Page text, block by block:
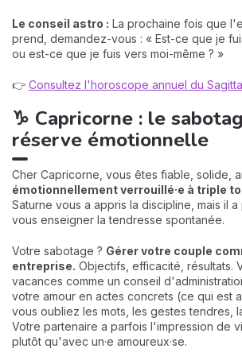
Le conseil astro : La prochaine fois que
prend, demandez-vous : « Est-ce que je
ou est-ce que je fuis vers moi-même ? »
👉 Consultez l'horoscope annuel du
♑ Capricorne : le
réserve émotionnelle
Cher Capricorne, vous êtes fiable, solide,
émotionnellement verrouillé·e à triple
Saturne vous a appris la discipline, mais il
vous enseigner la tendresse spontanée.
Votre sabotage ? Gérer votre couple
entreprise. Objectifs, efficacité, résultats.
vacances comme un conseil
votre amour en actes concrets (ce qui est
vous oubliez les mots, les gestes tendres,
Votre partenaire a parfois l'impression de
plutôt qu'avec un·e amoureux·se.